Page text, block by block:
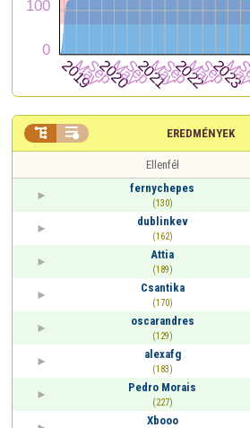
EREDMÉNYEK
 
Ellenfél
fernychepes
(130)
dublinkev
(162)
Attia
(189)
Csantika
(170)
oscarandres
(129)
alexafg
(183)
Pedro Morais
(227)
Xbooo